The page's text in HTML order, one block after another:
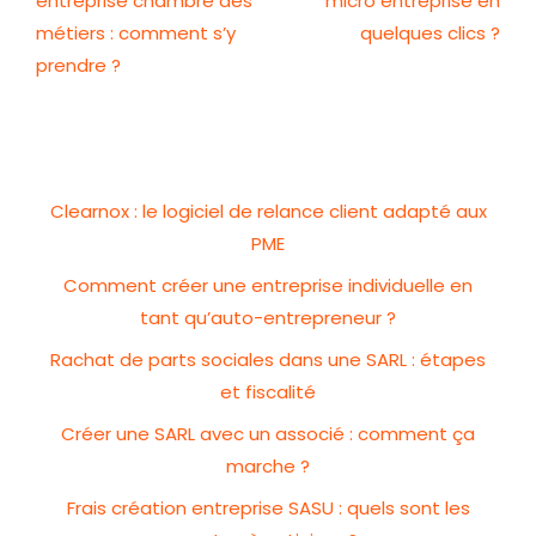
métiers : comment s’y
prendre ?
quelques clics ?
Clearnox : le logiciel de relance client adapté aux
PME
Comment créer une entreprise individuelle en
tant qu’auto-entrepreneur ?
Rachat de parts sociales dans une SARL : étapes
et fiscalité
Créer une SARL avec un associé : comment ça
marche ?
Frais création entreprise SASU : quels sont les